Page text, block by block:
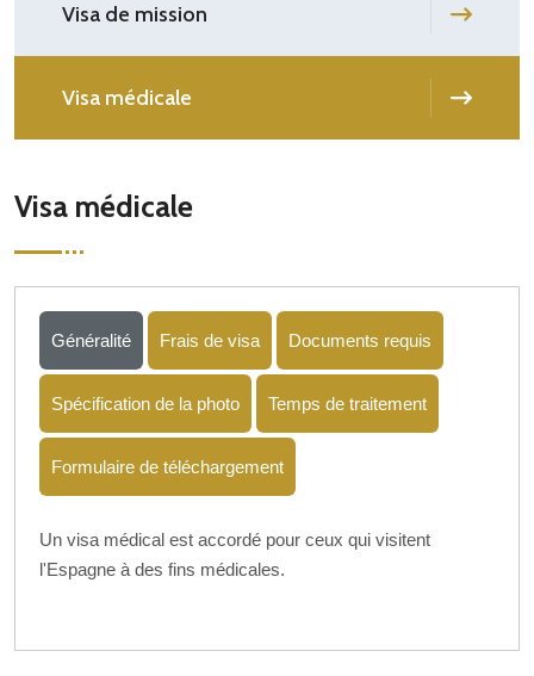
Visa de mission
Visa médicale
Visa médicale
Généralité Frais de visa Documents requis
Spécification de la photo Temps de traitement
Formulaire de téléchargement
Un visa médical est accordé pour ceux qui visitent
l'Espagne à des fins médicales.